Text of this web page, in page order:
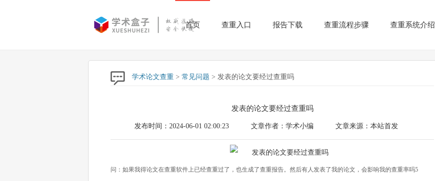
首页 查重入口 报告下载 查重流程步骤 查重系统介绍
学术论文查重 > 常见问题 > 发表的论文要经过查重吗
发表的论文要经过查重吗
发布时间：2024-06-01 02:00:23 文章作者：学术小编 文章来源：本站首发
问：如果我得论文在查重软件上已经查重过了，也生成了查重报告。然后有人发表了我的论文，会影响我的查重率吗5